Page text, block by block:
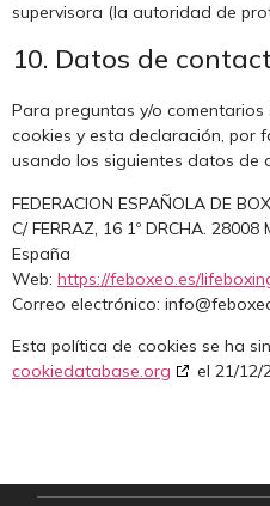
supervisora (la autoridad de
10. Datos de
Para preguntas y/o
cookies y esta declaración, por
usando los siguientes datos de
FEDERACION ESPAÑOLA DE
C/ FERRAZ, 16 1º DRCHA. 28008
España
Web: https://feboxeo.es/
Correo electrónico: info@
Esta política de cookies se ha
cookiedatabase.org
el 21/12/